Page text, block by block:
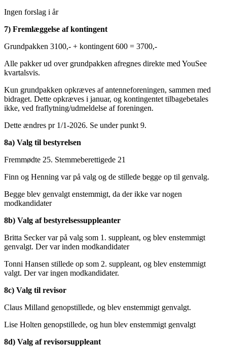
Ingen forslag i år
7) Fremlæggelse af kontingent
Grundpakken 3100,- + kontingent 600 = 3700,-
Alle pakker ud over grundpakken afregnes direkte med YouSee
kvartalsvis.
Kun grundpakken opkræves af antenneforeningen, sammen med
bidraget. Dette opkræves i januar, og kontingentet tilbagebetales
ikke, ved fraflytning/udmeldelse af foreningen.
Dette ændres pr 1/1-2026. Se under punkt 9.
8a) Valg til bestyrelsen
Fremmødte 25. Stemmeberettigede 21
Finn og Henning var på valg og de stillede begge op til genvalg.
Begge blev genvalgt enstemmigt, da der ikke var nogen
modkandidater
8b) Valg af bestyrelsessuppleanter
Britta Secker var på valg som 1. suppleant, og blev enstemmigt
genvalgt. Der var inden modkandidater
Tonni Hansen stillede op som 2. suppleant, og blev enstemmigt
valgt. Der var ingen modkandidater.
8c) Valg til revisor
Claus Milland genopstillede, og blev enstemmigt genvalgt.
Lise Holten genopstillede, og hun blev enstemmigt genvalgt
8d) Valg af revisorsuppleant